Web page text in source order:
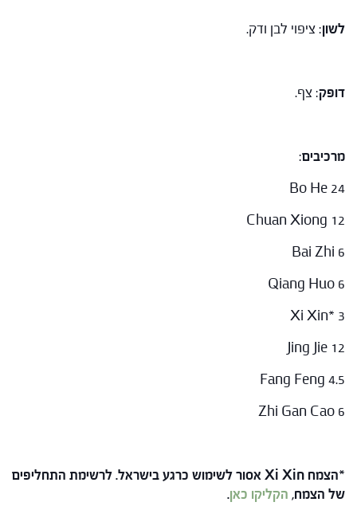
לשון: ציפוי לבן ודק.
דופק: צף.
מרכיבים:
Bo He 24
Chuan Xiong 12
Bai Zhi 6
Qiang Huo 6
Xi Xin* 3
Jing Jie 12
Fang Feng 4.5
Zhi Gan Cao 6
*הצמח Xi Xin אסור לשימוש כרגע בישראל.
לרשימת התחליפים
של הצמח, הקליקו כאן.